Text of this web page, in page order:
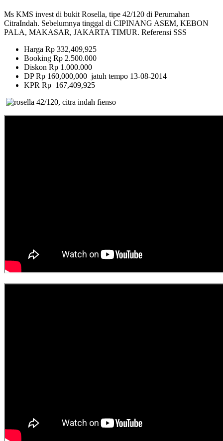
Ms KMS invest di bukit Rosella, tipe 42/120 di Perumahan
CitraIndah. Sebelumnya tinggal di CIPINANG ASEM, KEBON
PALA, MAKASAR, JAKARTA TIMUR. Referensi SSS
Harga Rp 332,409,925
Booking Rp 2.500.000
Diskon Rp 1.000.000
DP Rp 160,000,000 jatuh tempo 13-08-2014
KPR Rp 167,409,925